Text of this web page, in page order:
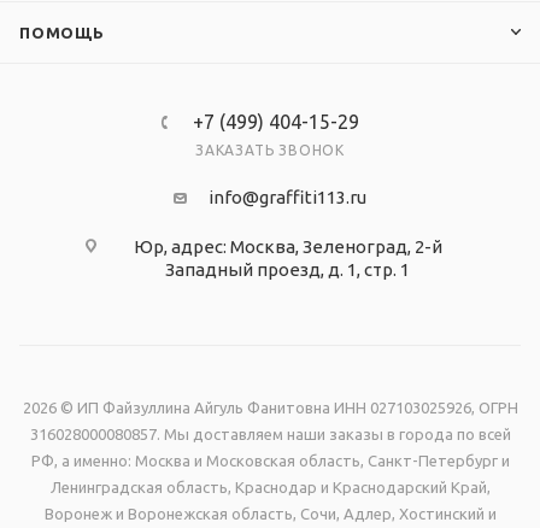
ПОМОЩЬ
+7 (499) 404-15-29
ЗАКАЗАТЬ ЗВОНОК
info@graffiti113.ru
Юр, адрес: Москва, Зеленоград, 2-й
Западный проезд, д. 1, стр. 1
2026 © ИП Файзуллина Айгуль Фанитовна ИНН 027103025926, ОГРН
316028000080857. Мы доставляем наши заказы в города по всей
РФ, а именно: Москва и Московская область, Санкт-Петербург и
Ленинградская область, Краснодар и Краснодарский Край,
Воронеж и Воронежская область, Сочи, Адлер, Хостинский и